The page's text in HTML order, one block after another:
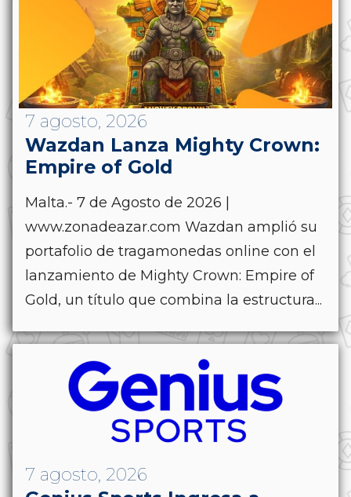
7 agosto, 2026
Wazdan Lanza Mighty Crown:
Empire of Gold
Malta.- 7 de Agosto de 2026 |
www.zonadeazar.com Wazdan amplió su
portafolio de tragamonedas online con el
lanzamiento de Mighty Crown: Empire of
Gold, un título que combina la estructura...
7 agosto, 2026